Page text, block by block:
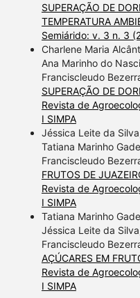
SUPERAÇÃO DE
TEMPERATURA
Semiárido: v. 3 n. 3
Charlene Maria
Ana Marinho do
Franciscleudo
SUPERAÇÃO DE
Revista de
I SIMPA
Jéssica Leite da
Tatiana Marinho
Franciscleudo
FRUTOS DE
Revista de
I SIMPA
Tatiana Marinho
Jéssica Leite da
Franciscleudo
AÇÚCARES EM
Revista de
I SIMPA